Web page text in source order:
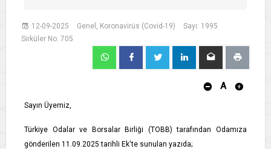
12-09-2025 Genel, Koronavirüs (Covid-19)
Sayı: 1995
Sirküler No: 705
A
Sayın Üyemiz,
Türkiye Odalar ve Borsalar Birliği (TOBB) tarafından Odamıza
gönderilen 11.09.2025 tarihli Ek'te sunulan yazıda;